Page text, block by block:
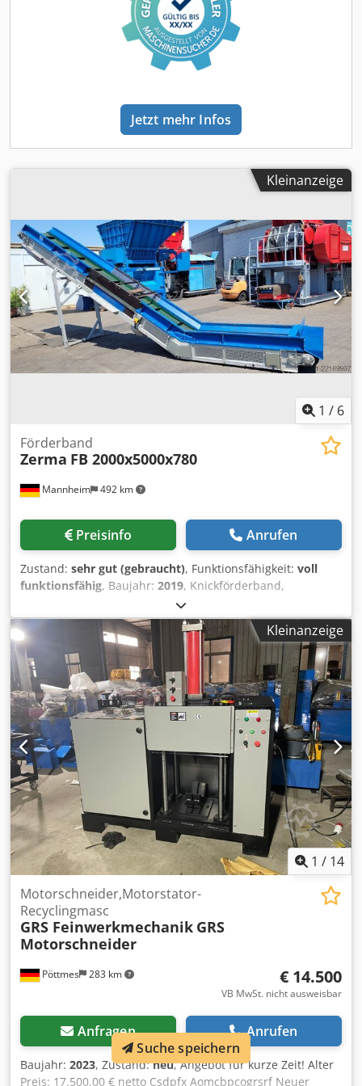
Jetzt mehr Infos
Kleinanzeige
1 / 6
Mannheim 492 km
Förderband
Zerma FB 2000x5000x780
Preisinfo Anrufen
Zustand: sehr gut (gebraucht), Funktionsfähigkeit: voll
funktionsfähig, Baujahr: 2019, Knickförderband,
Steigband, Nutzlänge 7000 mm, waagerecht 2000mm,
steigend: 5000 mm. Antrieb 2,2 kW, Band-Innenbreite: 700
mm, Gurtbreite/Nutzbreite: 500 mm, min. Abwurfhöhe ca
3,0 m; max. Abwurfhöhe ca 3,4 m Crjdpfozfwlxjx Agrof
Kleinanzeige
1 / 14
Pöttmes 283 km
Motorschneider,Motorstator-
Recyclingmasc
GRS Feinwerkmechanik GRS
Motorschneider
€ 14.500
VB MwSt. nicht ausweisbar
Anfragen Anrufen
Baujahr: 2023, Zustand:neu, Angebot für kurze Zeit! Alter
Preis: 17.500,00 € netto Csdpfx Aomcbpcogrsrf Neuer
Suche speichern